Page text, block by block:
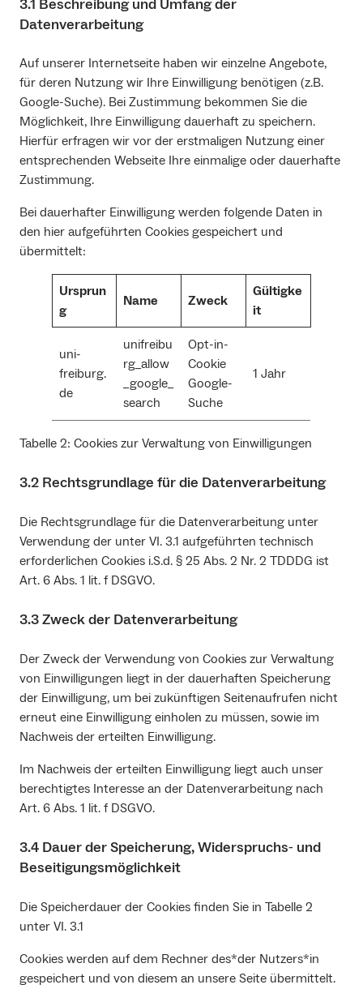
3.1 Beschreibung und Umfang der
Datenverarbeitung
Auf unserer Internetseite haben wir einzelne Angebote,
für deren Nutzung wir Ihre Einwilligung benötigen (z.B.
Google-Suche). Bei Zustimmung bekommen Sie die
Möglichkeit, Ihre Einwilligung dauerhaft zu speichern.
Hierfür erfragen wir vor der erstmaligen Nutzung einer
entsprechenden Webseite Ihre einmalige oder dauerhafte
Zustimmung.
Bei dauerhafter Einwilligung werden folgende Daten in
den hier aufgeführten Cookies gespeichert und
übermittelt:
Ursprun
g
Name Zweck
Gültigke
it
uni-
freiburg.
de
unifreibu
rg_allow
_google_
search
Opt-in-
Cookie
Google-
Suche
1 Jahr
Tabelle 2: Cookies zur Verwaltung von Einwilligungen
3.2 Rechtsgrundlage für die Datenverarbeitung
Die Rechtsgrundlage für die Datenverarbeitung unter
Verwendung der unter VI. 3.1 aufgeführten technisch
erforderlichen Cookies i.S.d. § 25 Abs. 2 Nr. 2 TDDDG ist
Art. 6 Abs. 1 lit. f DSGVO.
3.3 Zweck der Datenverarbeitung
Der Zweck der Verwendung von Cookies zur Verwaltung
von Einwilligungen liegt in der dauerhaften Speicherung
der Einwilligung, um bei zukünftigen Seitenaufrufen nicht
erneut eine Einwilligung einholen zu müssen, sowie im
Nachweis der erteilten Einwilligung.
Im Nachweis der erteilten Einwilligung liegt auch unser
berechtigtes Interesse an der Datenverarbeitung nach
Art. 6 Abs. 1 lit. f DSGVO.
3.4 Dauer der Speicherung, Widerspruchs‐ und
Beseitigungsmöglichkeit
Die Speicherdauer der Cookies finden Sie in Tabelle 2
unter VI. 3.1
Cookies werden auf dem Rechner des*der Nutzers*in
gespeichert und von diesem an unsere Seite übermittelt.